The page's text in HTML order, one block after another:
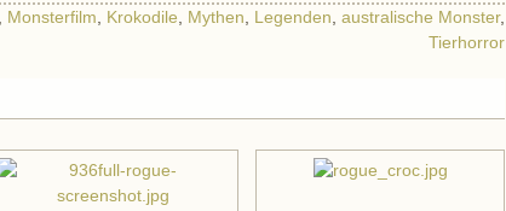
Monsterfilm Krokodile Mythen Legenden ,australische Monster,
Tierhorror